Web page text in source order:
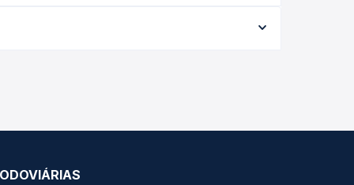
real e garante a melhor oferta para o seu